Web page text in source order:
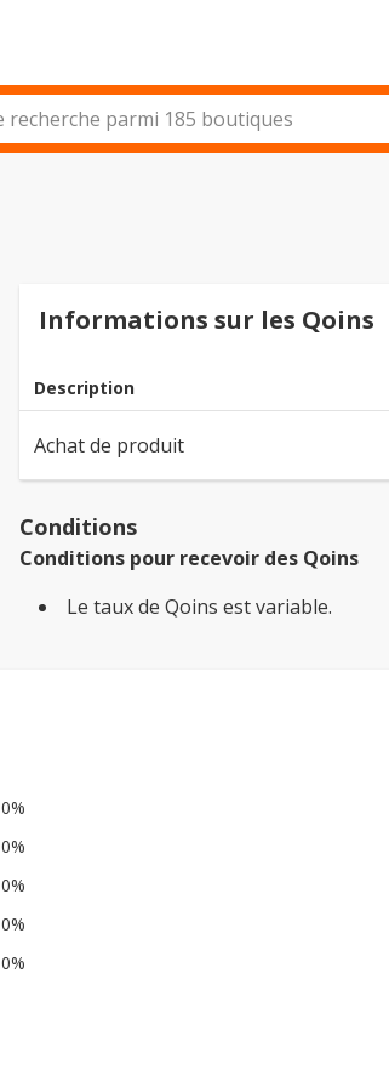
Informations sur les Qoins
Description
Achat de produit
Conditions
Conditions pour recevoir des Qoins
Le taux de Qoins est variable.
0%
0%
0%
0%
0%